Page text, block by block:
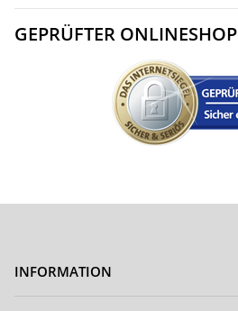
GEPRÜFTER ONLINESHOP
INFORMATION